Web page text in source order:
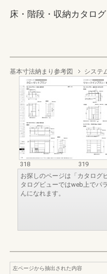
床・階段・収納カタロ
基本寸法納まり参考図 システ
318
319
お探しのページは「カタログ
タログビューではweb上でパ
んになれます。
左ページから抽出された内容